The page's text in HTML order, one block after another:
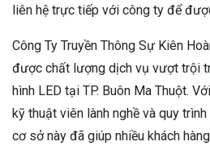
liên hệ trực tiếp với công ty để
Công Ty Truyền Thông Sự Kiên
được chất lượng dịch vụ vượt trội
hình LED tại TP. Buôn Ma Thuột.
kỹ thuật viên lành nghề và quy
cơ sở này đã giúp nhiều khách